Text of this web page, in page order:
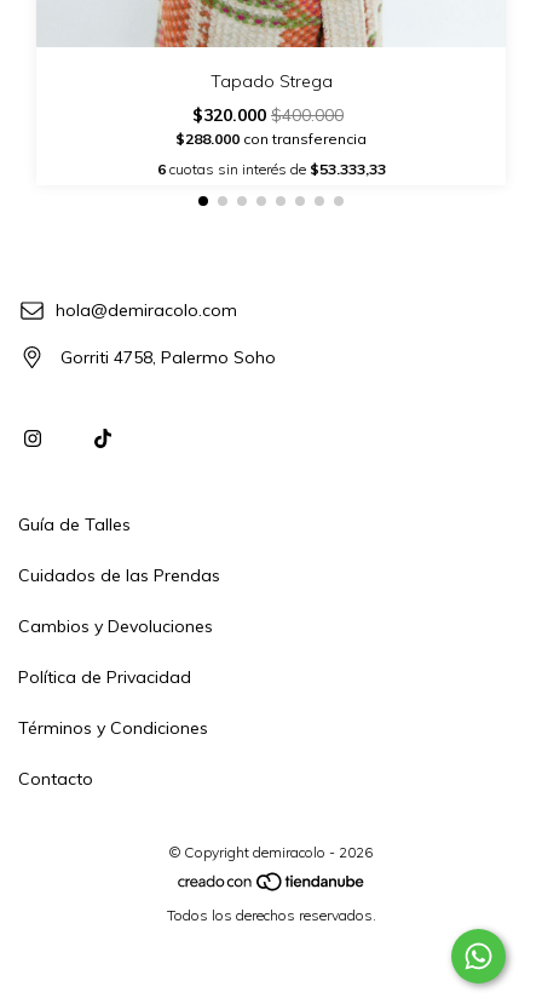
Tapado Strega
$320.000 $400.000
$288.000 con transferencia
6cuotas sin interés de $53.333,33
hola@demiracolo.com
Gorriti 4758, Palermo Soho
Guía de Talles
Cuidados de las Prendas
Cambios y Devoluciones
Política de Privacidad
Términos y Condiciones
Contacto
© Copyright demiracolo - 2026
Todos los derechos reservados.